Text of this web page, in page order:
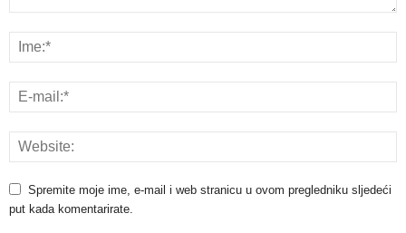
Spremite moje ime, e-mail i web stranicu u ovom pregledniku sljedeći
put kada komentarirate.